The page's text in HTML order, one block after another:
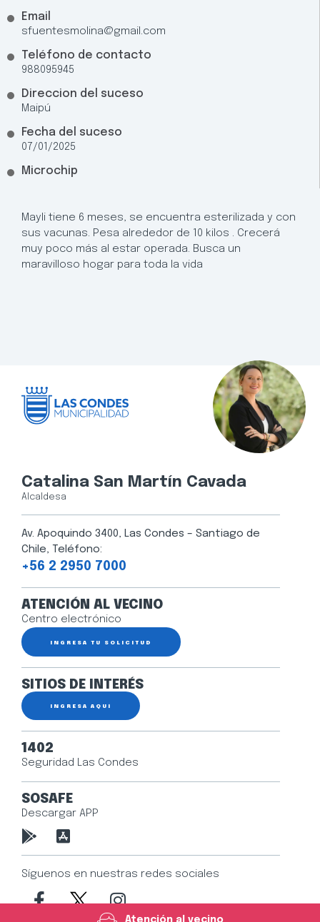
Atención al vecino
Email
sfuentesmolina@gmail.com
Teléfono de contacto
988095945
Direccion del suceso
Maipú
Fecha del suceso
07/01/2025
Microchip
Mayli tiene 6 meses, se encuentra esterilizada y con
sus vacunas. Pesa alrededor de 10 kilos . Crecerá
muy poco más al estar operada. Busca un
maravilloso hogar para toda la vida
Catalina San Martín Cavada
Alcaldesa
Av. Apoquindo 3400, Las Condes – Santiago de
Chile, Teléfono:
+56 2 2950 7000
ATENCIÓN AL VECINO
Centro electrónico
INGRESA TU SOLICITUD
SITIOS DE INTERÉS
INGRESA AQUÍ
1402
Seguridad Las Condes
SOSAFE
Descargar APP
Síguenos en nuestras redes sociales